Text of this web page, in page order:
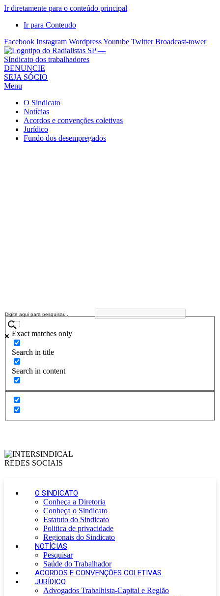
Ir diretamente para o conteúdo principal
Ir para Conteudo
Facebook Instagram WordpressYoutube Twitter Broadcast-tower
Sindicato
dos
Radialistas
São
Paulo
Sindicato
DENUNCIE
SEJA SÓCIO
Menu
O Sindicato
Notícias
Acordos e convenções coletivas
Jurídico
Fundo dos desempregados
Exact matches only
Search in title
Search in content
O SINDICATO
Conheça a Diretoria
Conheça o Sindicato
Estatuto do Sindicato
Politica de privacidade
Regionais do Sindicato
NOTÍCIAS
Pesquisar
Saúde do Trabalhador
ACORDOS E CONVENÇÕES COLETIVAS
JURÍDICO
Advogados Trabalhista-Capital e Região